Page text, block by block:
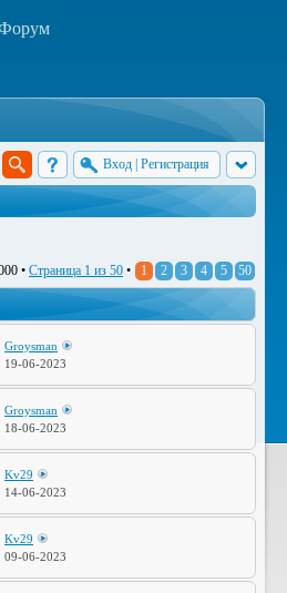
Вход Регистрация
• Страница 1 из 50 • 1 2 3 4 5 50
Groysman
19-06-2023
Groysman
18-06-2023
Kv29
14-06-2023
Kv29
09-06-2023